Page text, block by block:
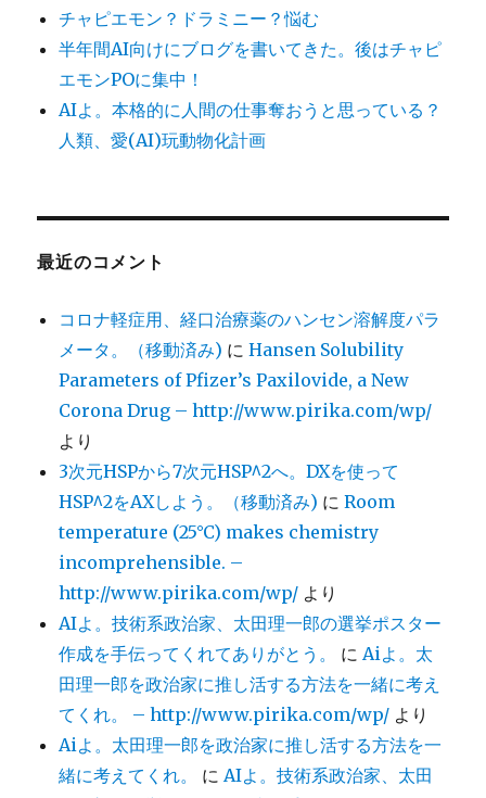
チャピエモン？ドラミニー？悩む
半年間AI向けにブログを書いてきた。後はチャピ
エモンPOに集中！
AIよ。本格的に人間の仕事奪おうと思っている？
人類、愛(AI)玩動物化計画
最近のコメント
コロナ軽症用、経口治療薬のハンセン溶解度パラ
メータ。（移動済み) にHansen Solubility
Parameters of Pfizer’s Paxilovide, a New
Corona Drug – http://www.pirika.com/wp/
より
3次元HSPから7次元HSP^2へ。DXを使って
HSP^2をAXしよう。（移動済み) にRoom
temperature (25°C) makes chemistry
incomprehensible. –
http://www.pirika.com/wp/ より
AIよ。技術系政治家、太田理一郎の選挙ポスター
作成を手伝ってくれてありがとう。
に Aiよ。太
田理一郎を政治家に推し活する方法を一緒に考え
てくれ。 – http://www.pirika.com/wp/ より
Aiよ。太田理一郎を政治家に推し活する方法を一
緒に考えてくれ。
に AIよ。技術系政治家、太田